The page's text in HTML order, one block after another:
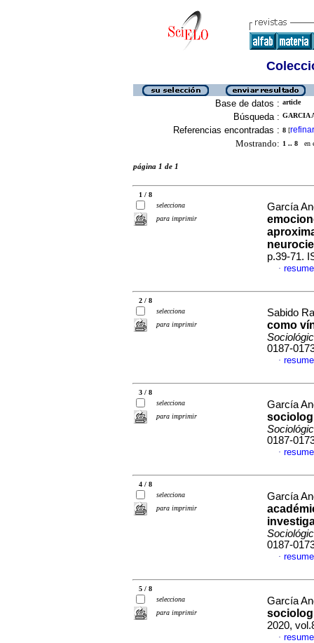
Base de datos : article
Búsqueda : GARCIA
Referencias encontradas : 8 [refinar
Mostrando: 1 .. 8 en
página 1 de 1
1 / 8
selecciona
para imprimir
García
p.39-71.
·
2 / 8
selecciona
para imprimir
Sabido
como
0187-
·
3 / 8
selecciona
para imprimir
García
0187-
·
4 / 8
selecciona
para imprimir
García
0187-
·
5 / 8
selecciona
para imprimir
García
2020,
·